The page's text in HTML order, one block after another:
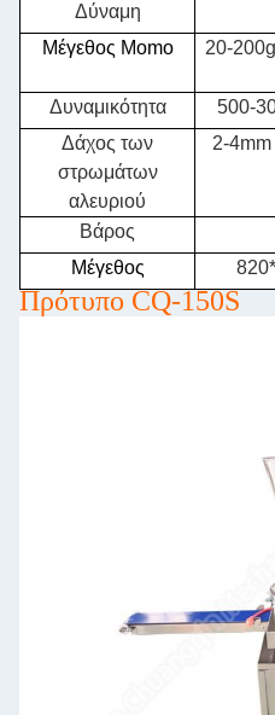
Δύναμη
Μέγεθος Momo
20-
Δυναμικότητα 500-
Δάχος των
στρωμάτων
αλευριού
2-
Βάρος
Μέγεθος
Πρότυπο CQ-150S